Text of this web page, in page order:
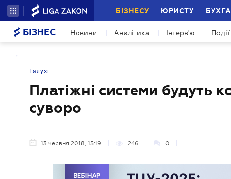
БІЗНЕСУ ЮРИСТУ
БІЗНЕС Новини Аналітика Інтерв'ю Події
Галузі
Платіжні системи будуть
суворо
13 червня 2018, 15:19 246 0